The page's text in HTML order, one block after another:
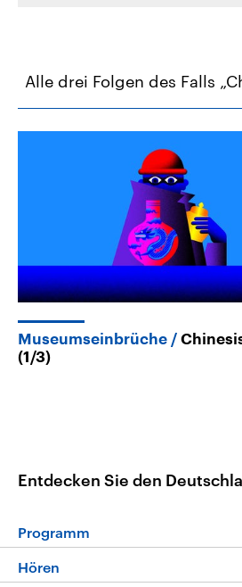
Alle drei Folgen des Falls
Museumseinbrüche
(1/3)
Entdecken Sie den
Programm
Programm
Hören